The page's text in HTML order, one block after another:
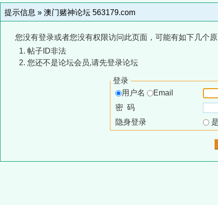
提示信息 » 澳门赌神论坛 563179.com
您没有登录或者您没有权限访问此页面，可能有如下几个
帖子ID非法
您还不是论坛会员,请先登录论坛
登录
用户名
Email
密 码
隐身登录